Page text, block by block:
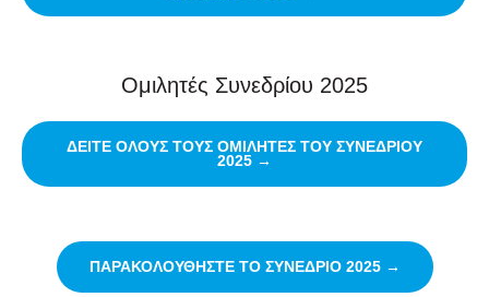
Ομιλητές Συνεδρίου 2025
ΔΕΙΤΕ ΟΛΟΥΣ ΤΟΥΣ ΟΜΙΛΗΤΕΣ ΤΟΥ ΣΥΝΕΔΡΙΟΥ
2025 →
ΠΑΡΑΚΟΛΟΥΘΗΣΤΕ ΤΟ ΣΥΝΕΔΡΙΟ 2025 →